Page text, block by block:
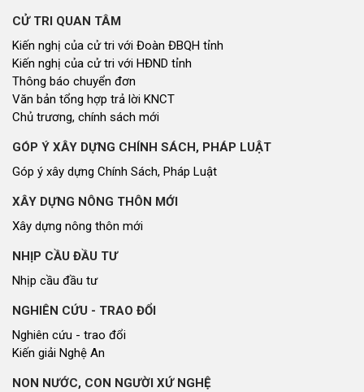
CỬ TRI QUAN TÂM
Kiến nghị của cử tri với Đoàn ĐBQH tỉnh
Kiến nghị của cử tri với HĐND tỉnh
Thông báo chuyển đơn
Văn bản tổng hợp trả lời KNCT
Chủ trương, chính sách mới
GÓP Ý XÂY DỰNG CHÍNH SÁCH, PHÁP LUẬT
Góp ý xây dựng Chính Sách, Pháp Luật
XÂY DỰNG NÔNG THÔN MỚI
Xây dựng nông thôn mới
NHỊP CẦU ĐẦU TƯ
Nhịp cầu đầu tư
NGHIÊN CỨU - TRAO ĐỔI
Nghiên cứu - trao đổi
Kiến giải Nghệ An
NON NƯỚC, CON NGƯỜI XỨ NGHỆ